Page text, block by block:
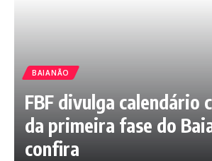
BAIANÃO
FBF divulga calendário
da primeira fase do
confira